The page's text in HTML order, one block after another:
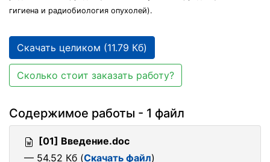
гигиена и радиобиология опухолей).
Скачать целиком (11.79 Кб)
Сколько стоит заказать работу?
Содержимое работы - 1 файл
[01] Введение.doc
— 54.52 Кб (Скачать файл)